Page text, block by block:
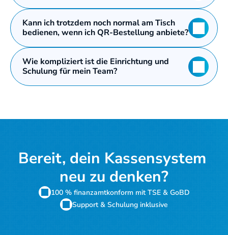
Kann ich trotzdem noch normal am Tisch
bedienen, wenn ich QR-Bestellung anbiete?
Wie kompliziert ist die Einrichtung und
Schulung für mein Team?
Bereit, dein Kassensystem
neu zu denken?
100 % finanzamtkonform mit TSE & GoBD
Support & Schulung inklusive